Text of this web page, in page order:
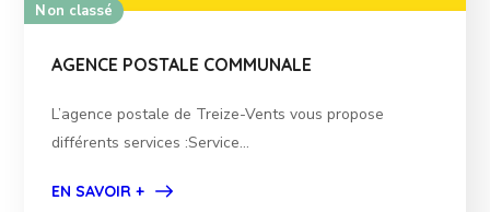
Non classé
AGENCE POSTALE COMMUNALE
L’agence postale de Treize-Vents vous propose
différents services :Service...
EN SAVOIR +